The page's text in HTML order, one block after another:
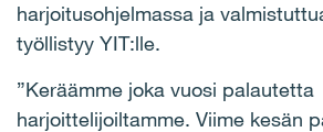
harjoitusohjelmassa ja
työllistyy YIT:lle.
”Keräämme joka vuosi palautetta
harjoittelijoiltamme. Viime kesän